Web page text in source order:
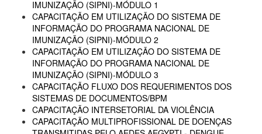
IMUNIZAÇÃO (SIPNI)-MÓDULO 1
CAPACITAÇÃO EM UTILIZAÇÃO DO SISTEMA DE
INFORMAÇÃO DO PROGRAMA NACIONAL DE
IMUNIZAÇÃO (SIPNI)-MÓDULO 2
CAPACITAÇÃO EM UTILIZAÇÃO DO SISTEMA DE
INFORMAÇÃO DO PROGRAMA NACIONAL DE
IMUNIZAÇÃO (SIPNI)-MÓDULO 3
CAPACITAÇÃO FLUXO DOS REQUERIMENTOS DOS
SISTEMAS DE DOCUMENTOS/BPM
CAPACITAÇÃO INTERSETORIAL DA VIOLÊNCIA
CAPACITAÇÃO MULTIPROFISSIONAL DE DOENÇAS